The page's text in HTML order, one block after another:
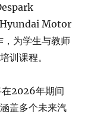
Motor
为学生与教师
训课程。
2026年期间
盖多个未来汽